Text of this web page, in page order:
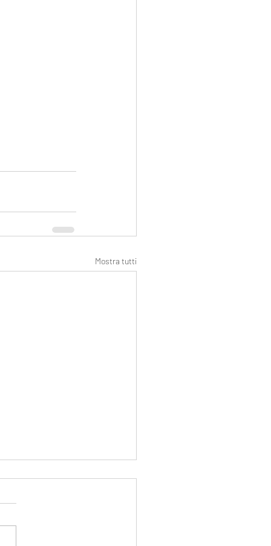
Mostra tutti